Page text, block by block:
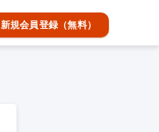
新規会員登録（無料）